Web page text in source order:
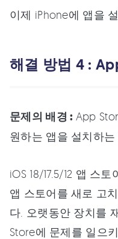
이제 iPhone에 앱을
해결 방법 4 :
문제의 배경 : App
원하는 앱을 설치하
iOS 18/17.5/12 앱 스
앱 스토어를 새로 고
다. 오랫동안 장치를
Store에 문제를 일으